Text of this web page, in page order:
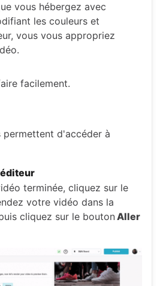
vous hébergez avec
les couleurs et
vous vous appropriez
facilement.
permettent d'accéder à
terminée, cliquez sur le
votre vidéo dans la
cliquez sur le boutonAller